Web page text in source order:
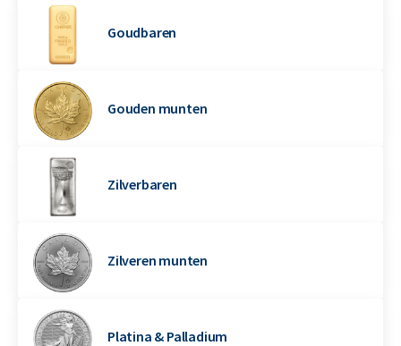
Goudbaren
Gouden munten
Zilverbaren
Zilveren munten
Platina & Palladium